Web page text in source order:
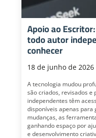
Apoio ao
todo autor
conhecer
18 de junho de 2026
A tecnologia mudou
são criados, revisados e
independentes têm
disponíveis apenas para
mudanças, as
ganhando espaço por
e desenvolvimento